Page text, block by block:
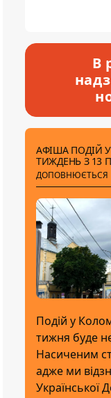
В
АФІША ПОДІЙ
ТИЖДЕНЬ З 13
ДОПОВНЮЄТЬСЯ
Подій у
тижня буде
Насиченим
адже ми
Української